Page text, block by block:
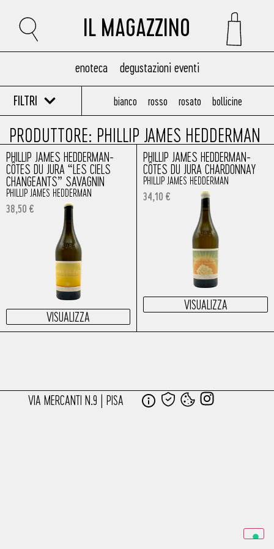
IL MAGAZZINO
enoteca degustazioni eventi
FILTRI bianco rosso rosato bollicine
PRODUTTORE: PHILLIP JAMES HEDDERMAN
PHILLIP JAMES HEDDERMAN-
CÔTES DU JURA “LES CIELS
CHANGEANTS” SAVAGNIN
PHILLIP JAMES HEDDERMAN
38,50 €
VISUALIZZA
PHILLIP JAMES HEDDERMAN-
CÔTES DU JURA CHARDONNAY
PHILLIP JAMES HEDDERMAN
34,10 €
VISUALIZZA
VIA MERCANTI N.9 | PISA